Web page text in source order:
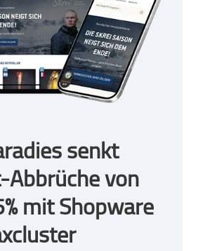
senkt
Abbrüche von
mit Shopware